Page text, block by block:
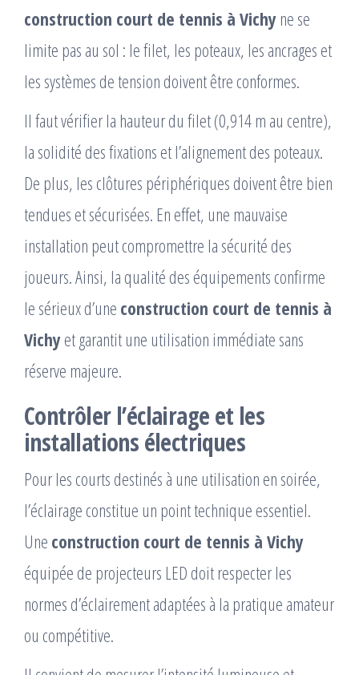
construction court de tennis à Vichy ne se
limite pas au sol : le filet, les poteaux, les ancrages et
les systèmes de tension doivent être conformes.
Il faut vérifier la hauteur du filet (0,914 m au centre),
la solidité des fixations et l’alignement des poteaux.
De plus, les clôtures périphériques doivent être bien
tendues et sécurisées. En effet, une mauvaise
installation peut compromettre la sécurité des
joueurs. Ainsi, la qualité des équipements confirme
le sérieux d’une construction court de tennis à
Vichyet garantit une utilisation immédiate sans
réserve majeure.
Contrôler l’éclairage et les
installations électriques
Pour les courts destinés à une utilisation en soirée,
l’éclairage constitue un point technique essentiel.
Une construction court de tennis à Vichy
équipée de projecteurs LED doit respecter les
normes d’éclairement adaptées à la pratique amateur
ou compétitive.